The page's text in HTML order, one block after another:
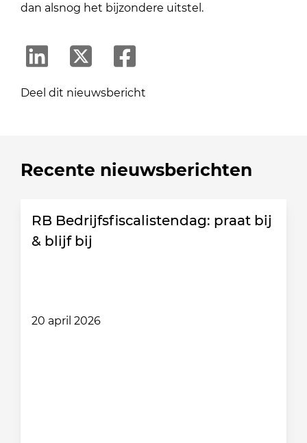
dan alsnog het bijzondere uitstel.
Deel dit nieuwsbericht
Recente nieuwsberichten
RB Bedrijfsfiscalistendag: praat bij
& blijf bij
20 april 2026